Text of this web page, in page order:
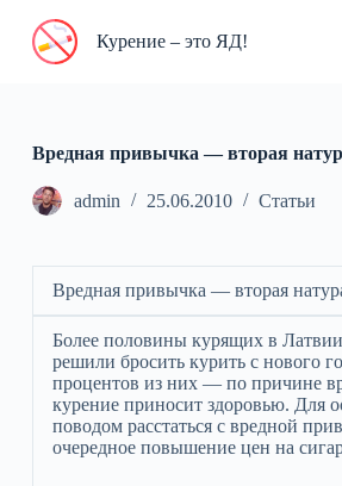
П
и
Курение – это ЯД!
Вредная привычка — вторая
admin 25.06.2010 Статьи
Вредная привычка — вторая
Более половины курящих в
решили бросить курить с нового
процентов из них — по причине
курение приносит здоровью. Для
поводом расстаться с вредной
очередное повышение цен на